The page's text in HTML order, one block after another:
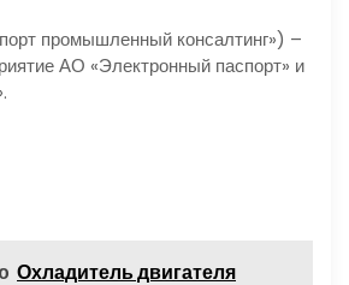
промышленный консалтинг») –
АО «Электронный паспорт» и
Охладитель двигателя